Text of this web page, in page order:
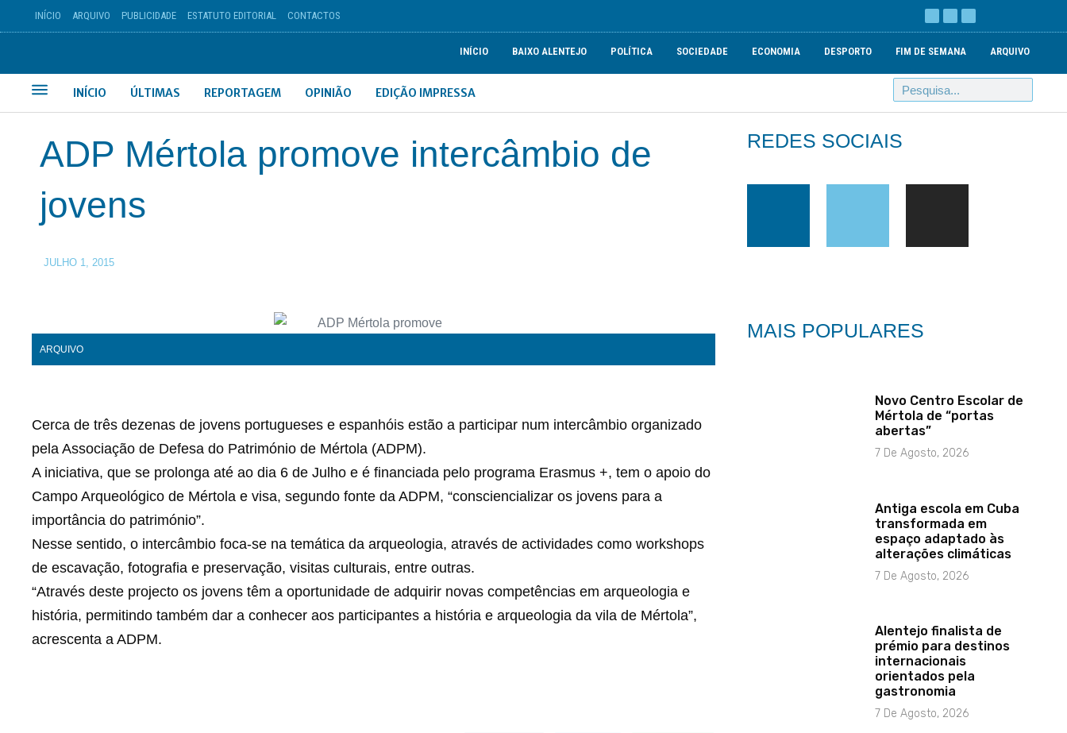
INÍCIO ARQUIVO PUBLICIDADE ESTATUTO EDITORIAL CONTACTOS
INÍCIO BAIXO ALENTEJO POLÍTICA SOCIEDADE ECONOMIA DESPORTO FIM DE SEMANA ARQUIVO
INÍCIO ÚLTIMAS REPORTAGEM OPINIÃO EDIÇÃO IMPRESSA
ADP Mértola promove intercâmbio de
jovens
JULHO 1, 2015
ARQUIVO
Cerca de três dezenas de jovens portugueses e espanhóis estão a participar num intercâmbio organizado
pela Associação de Defesa do Património de Mértola (ADPM).
A iniciativa, que se prolonga até ao dia 6 de Julho e é financiada pelo programa Erasmus +, tem o apoio do
Campo Arqueológico de Mértola e visa, segundo fonte da ADPM, “consciencializar os jovens para a
importância do património”.
Nesse sentido, o intercâmbio foca-se na temática da arqueologia, através de actividades como workshops
de escavação, fotografia e preservação, visitas culturais, entre outras.
“Através deste projecto os jovens têm a oportunidade de adquirir novas competências em arqueologia e
história, permitindo também dar a conhecer aos participantes a história e arqueologia da vila de Mértola”,
acrescenta a ADPM.
REDES SOCIAIS
MAIS POPULARES
Novo Centro Escolar de
Mértola de “portas
abertas”
7 De Agosto, 2026
Antiga escola em Cuba
transformada em
espaço adaptado às
alterações climáticas
7 De Agosto, 2026
Alentejo finalista de
prémio para destinos
internacionais
orientados pela
gastronomia
7 De Agosto, 2026